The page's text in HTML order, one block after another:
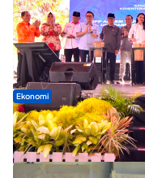
Ekonomi
Seminar di Ternate,
Kopdes Merah Putih